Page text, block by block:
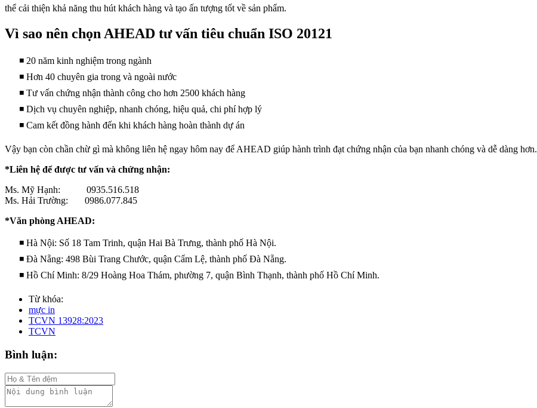
thể cải thiện khả năng thu hút khách hàng và tạo ấn tượng tốt về sản phẩm.
Vì sao nên chọn AHEAD tư vấn tiêu chuẩn ISO 20121
◾ 20 năm kinh nghiệm trong ngành
◾ Hơn 40 chuyên gia trong và ngoài nước
◾ Tư vấn chứng nhận thành công cho hơn 2500 khách hàng
◾ Dịch vụ chuyên nghiệp, nhanh chóng, hiệu quả, chi phí hợp lý
◾ Cam kết đồng hành đến khi khách hàng hoàn thành dự án
Vậy bạn còn chần chừ gì mà không liên hệ ngay hôm nay để AHEAD giúp hành trình đạt chứng nhận của bạn nhanh chóng và dễ dàng hơn.
*Liên hệ để được tư vấn và chứng nhận:
Ms. Mỹ Hạnh: 0935.516.518
Ms. Hải Trường: 0986.077.845
*Văn phòng AHEAD:
◾ Hà Nội: Số 18 Tam Trinh, quận Hai Bà Trưng, thành phố Hà Nội.
◾ Đà Nẵng: 498 Bùi Trang Chước, quận Cẩm Lệ, thành phố Đà Nẵng.
◾ Hồ Chí Minh: 8/29 Hoàng Hoa Thám, phường 7, quận Bình Thạnh, thành phố Hồ Chí Minh.
Từ khóa:
mực in
TCVN 13928:2023
TCVN
Bình luận: